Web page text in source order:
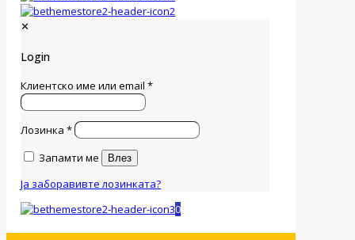
✕
Login
Клиентско име или email*
Лозинка*
Запамти ме
Влез
Ја заборавивте лозинката?
0